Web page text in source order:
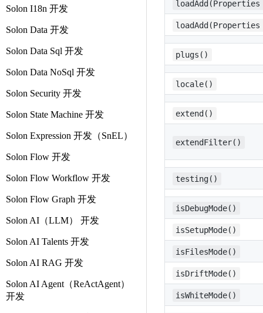
Solon I18n 开发
Solon Data 开发
Solon Data Sql 开发
Solon Data NoSql 开发
Solon Security 开发
Solon State Machine 开发
Solon Expression 开发（SnEL）
Solon Flow 开发
Solon Flow Workflow 开发
Solon Flow Graph 开发
Solon AI（LLM） 开发
Solon AI Talents 开发
Solon AI RAG 开发
Solon AI Agent（ReActAgent）
开发
plugs()
locale()
extend()
extendFilter()
testing()
isDebugMode()
isSetupMode()
isFilesMode()
isDriftMode()
isWhiteMode()